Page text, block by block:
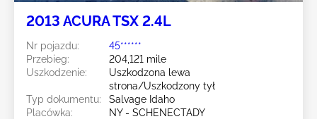
2013 ACURA TSX 2.4L
Nr pojazdu:
45******
Przebieg:
204,121 mile
Uszkodzenie:
Uszkodzona lewa
strona/Uszkodzony tył
Typ dokumentu:
Salvage Idaho
Placówka:
NY - SCHENECTADY